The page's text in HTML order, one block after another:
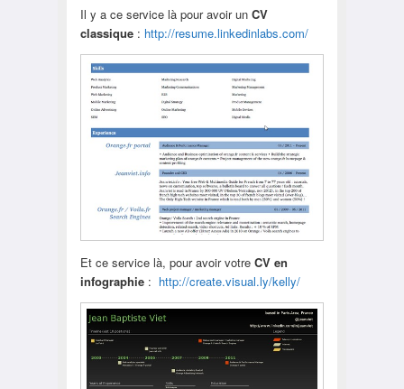
Il y a ce service là pour avoir unCV
classique : http://resume.linkedinlabs.com/
Et ce service là, pour avoir votre CV en
infographie: http://create.visual.ly/kelly/